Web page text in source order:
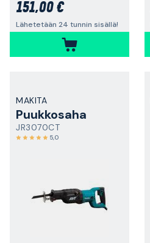
151,00 €
Lähetetään 24 tunnin sisällä!
MAKITA
Puukkosaha
JR3070CT
5,0